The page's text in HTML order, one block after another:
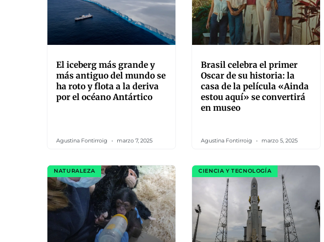
El iceberg más grande y
más antiguo del mundo se
ha roto y flota a la deriva
por el océano Antártico
Agustina Fontirroig marzo 7, 2025
Brasil celebra el primer
Oscar de su historia: la
casa de la película «Ainda
estou aquí» se convertirá
en museo
Agustina Fontirroig marzo 5, 2025
NATURALEZA CIENCIA Y TECNOLOGÍA